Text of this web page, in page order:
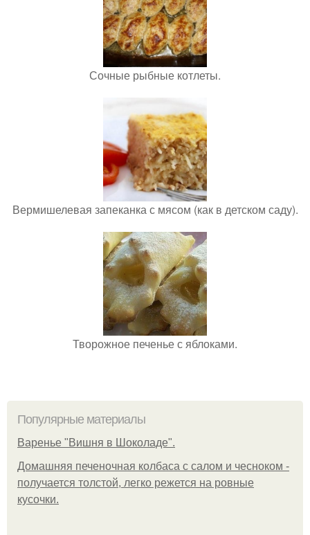
Сочные рыбные котлеты.
Вермишелевая запеканка с мясом (как в детском саду).
Творожное печенье с яблоками.
Популярные материалы
Варенье "Вишня в Шоколаде".
Домашняя печеночная колбаса с салом и чесноком -
получается толстой, легко режется на ровные
кусочки.